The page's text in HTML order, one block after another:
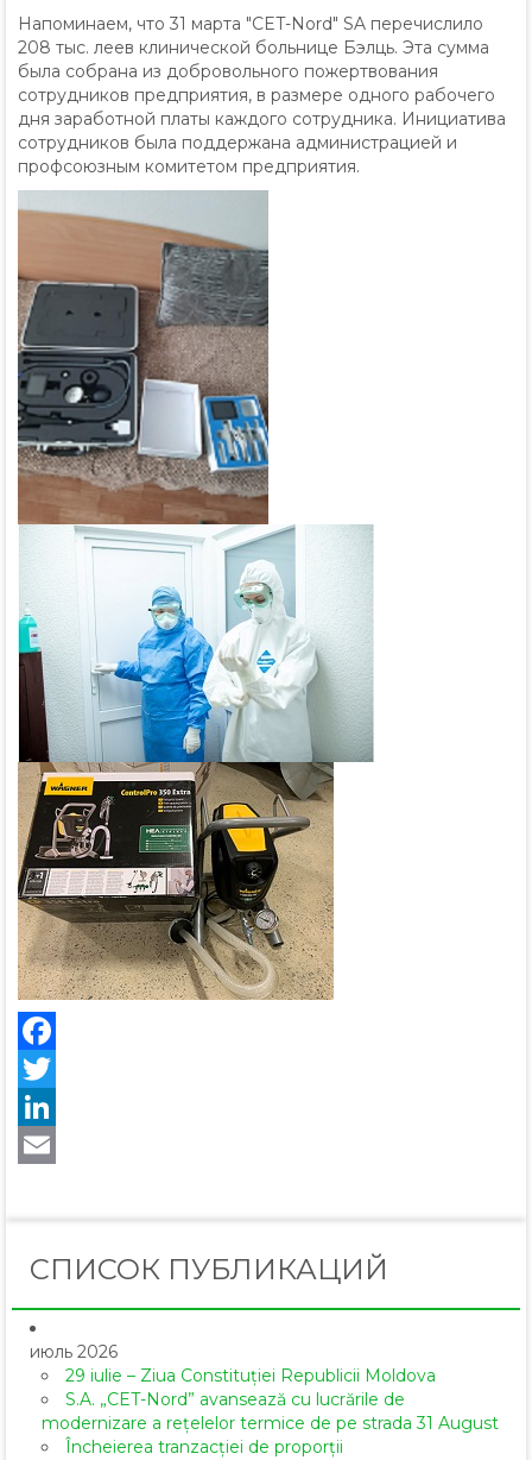
Напоминаем, что 31 марта "CET-Nord" SA перечислило
208 тыс. леев клинической больнице Бэлць. Эта сумма
была собрана из добровольного пожертвования
сотрудников предприятия, в размере одного рабочего
дня заработной платы каждого сотрудника. Инициатива
сотрудников была поддержана администрацией и
профсоюзным комитетом предприятия.
СПИСОК ПУБЛИКАЦИЙ
июль 2026
29 iulie – Ziua Constituției Republicii Moldova
S.A. „CET-Nord” avansează cu lucrările de
modernizare a rețelelor termice de pe strada 31 August
Încheierea tranzacției de proporții